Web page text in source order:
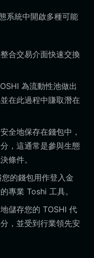
系統中開啟多種可能
合交易介面快速交換
為流動性池做出
在此過程中賺取潛在
全地保存在錢包中，
，這通常是參與生態
條件。
您的錢包用作登入金
專業 Toshi 工具。
儲存您的 TOSHI 代
，並受到行業領先安